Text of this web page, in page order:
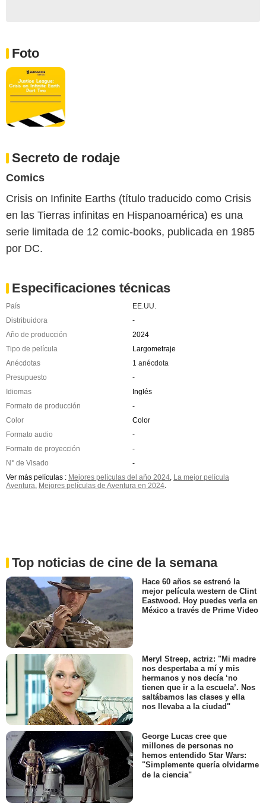
Foto
Secreto de rodaje
Comics
Crisis on Infinite Earths (título traducido como Crisis
en las Tierras infinitas en Hispanoamérica) es una
serie limitada de 12 comic-books, publicada en 1985
por DC.
Especificaciones técnicas
País
EE.UU.
Distribuidora
-
Año de producción
2024
Tipo de película
Largometraje
Anécdotas
1 anécdota
Presupuesto
-
Idiomas
Inglés
Formato de producción
-
Color
Color
Formato audio
-
Formato de proyección
-
N° de Visado
-
Ver más películas : Mejores películas del año 2024 La mejor película
Aventura Mejores películas de Aventura en 2024
Top noticias de cine de la semana
Hace 60 años se estrenó la
mejor película western de Clint
Eastwood. Hoy puedes verla en
México a través de Prime Video
Meryl Streep, actriz: "Mi madre
nos despertaba a mí y mis
hermanos y nos decía ‘no
tienen que ir a la escuela’. Nos
saltábamos las clases y ella
nos llevaba a la ciudad"
George Lucas cree que
millones de personas no
hemos entendido Star Wars:
"Simplemente quería olvidarme
de la ciencia"